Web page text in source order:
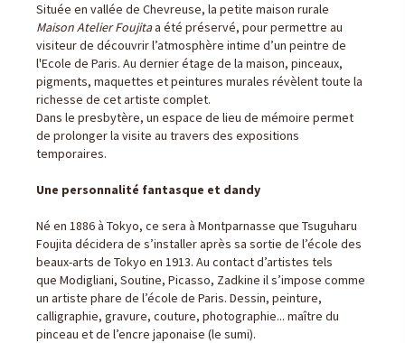
Située en vallée de Chevreuse, la petite maison rurale
Maison Atelier Foujitaa été préservé, pour permettre au
visiteur de découvrir l’atmosphère intime d’un peintre de
l'Ecole de Paris. Au dernier étage de la maison, pinceaux,
pigments, maquettes et peintures murales révèlent toute la
richesse de cet artiste complet.
Dans le presbytère, un espace de lieu de mémoire permet
de prolonger la visite au travers des expositions
temporaires.
Une personnalité fantasque et dandy
Né en 1886 à Tokyo, ce sera à Montparnasse que Tsuguharu
Foujita décidera de s’installer après sa sortie de l’école des
beaux-arts de Tokyo en 1913. Au contact d’artistes tels
que Modigliani, Soutine, Picasso, Zadkine il s’impose comme
un artiste phare de l’école de Paris. Dessin, peinture,
calligraphie, gravure, couture, photographie... maître du
pinceau et de l’encre japonaise (le sumi).